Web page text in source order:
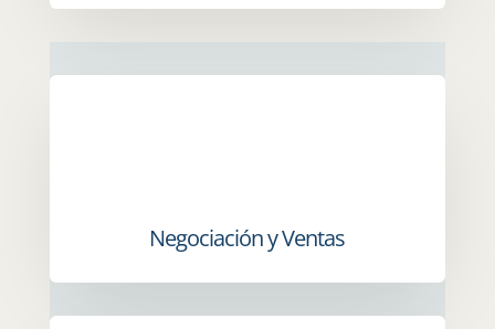
Negociación y Ventas